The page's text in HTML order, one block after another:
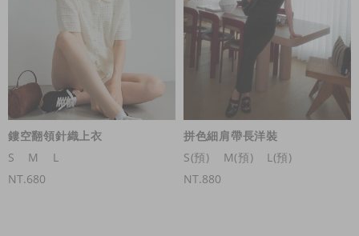
鏤空翻領針織上衣
S
M
L
NT.680
拼色細肩帶長洋裝
S(預)
M(預)
L(預)
NT.880